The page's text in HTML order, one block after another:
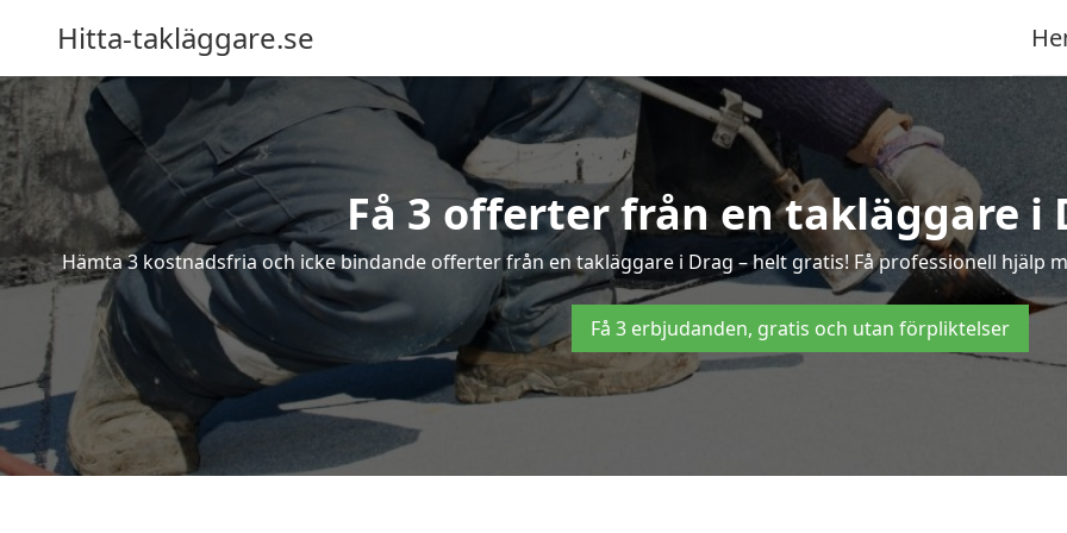
Hitta-takläggare.se
Få 3 offerter från en takläggare i
Hämta 3 kostnadsfria och icke bindande offerter från en takläggare i Drag – helt gratis! Få professionell hjälp
Få 3 erbjudanden, gratis och utan förpliktelser